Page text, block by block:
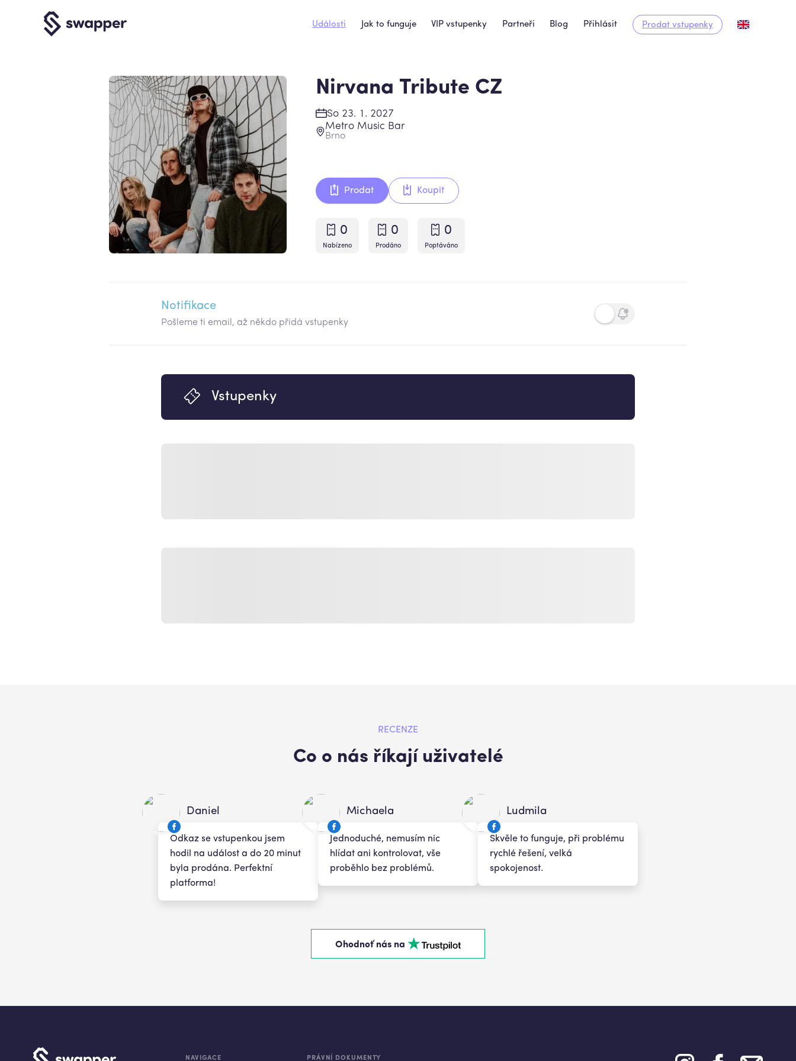
Události Jak to funguje VIP vstupenky Partneři Blog Přihlásit Prodat vstupenky
Nirvana Tribute CZ
So 23. 1. 2027
Metro Music Bar
Brno
Prodat Koupit
0
Nabízeno
0
Prodáno
0
Poptáváno
Notifikace
Pošleme ti email, až někdo přidá vstupenky
Vstupenky
RECENZE
Co o nás říkají uživatelé
Daniel
Odkaz se vstupenkou jsem
hodil na událost a do 20 minut
byla prodána. Perfektní
platforma!
Michaela
Jednoduché, nemusím nic
hlídat ani kontrolovat, vše
proběhlo bez problémů.
Ludmila
Skvěle to funguje, při problému
rychlé řešení, velká
spokojenost.
Ohodnoť nás na
NAVIGACE PRÁVNÍ DOKUMENTY